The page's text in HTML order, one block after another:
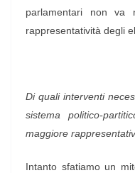
parlamentari non va
rappresentatività degli
Di quali interventi
sistema politico-
maggiore
Intanto sfatiamo un